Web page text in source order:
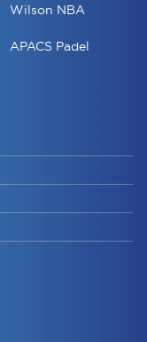
Wilson NBA
APACS Padel